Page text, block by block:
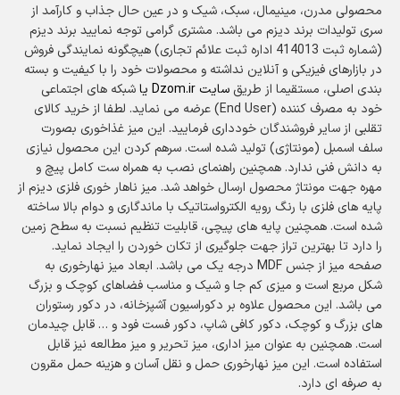
محصولی مدرن، مینیمال، سبک، شیک و در عین حال جذاب و کارآمد از
سری تولیدات برند دیزم می باشد. مشتری گرامی توجه نمایید برند دیزم
(شماره ثبت 414013 اداره ثبت علائم تجاری) هیچگونه نمایندگی فروش
در بازارهای فیزیکی و آنلاین نداشته و محصولات خود را با کیفیت و بسته
بندی اصلی، مستقیما از طریق سایت Dzom.ir یاشبکه های اجتماعی
خود به مصرف کننده (End User) عرضه می نماید. لطفا از خرید کالای
تقلبی از سایر فروشندگان خودداری فرمایید. این میز غذاخوری بصورت
سلف اسمبل (مونتاژی) تولید شده است. سرهم کردن این محصول نیازی
به دانش فنی ندارد. همچنین راهنمای نصب به همراه ست کامل پیچ و
مهره جهت مونتاژ محصول ارسال خواهد شد. میز ناهار خوری فلزی دیزم از
پایه های فلزی با رنگ رویه الکترواستاتیک با ماندگاری و دوام بالا ساخته
شده است. همچنین پایه های پیچی، قابلیت تنظیم نسبت به سطح زمین
را دارد تا بهترین تراز جهت جلوگیری از تکان خوردن را ایجاد نماید.
صفحه میز از جنس MDF درجه یک می باشد. ابعاد میز نهارخوری به
شکل مربع است و میزی کم جا‌ و شیک و مناسب فضاهای کوچک و بزرگ
می باشد. این محصول علاوه بر دکوراسیون آشپزخانه، در دکور رستوران
های بزرگ و کوچک، دکور کافی شاپ، دکور فست فود و … قابل چیدمان
است. همچنین به عنوان میز اداری، میز تحریر و میز مطالعه نیز قابل
استفاده است. این میز نهارخوری حمل و نقل آسان و هزینه حمل مقرون
به صرفه ای دارد.